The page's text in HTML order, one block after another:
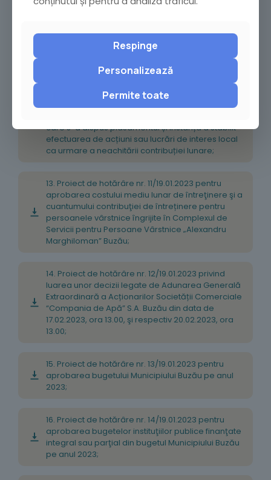
muncă din familiile beneficiare de ajutor social la
12. Proiect de hotărâre nr. 10/19.01.2023 privind
interes local care se vor realiza în anul 2023 de
muncă, din familiile beneficiare de ajutor social,
care s-a dispus plasamentul și instanța a stabilit
efectuarea de acțiuni sau lucrări de interes local
ca urmare a neachitării contribuției lunare;
13. Proiect de hotărâre nr. 11/19.01.2023 pentru
aprobarea costului mediu lunar de întreţinere şi a
cuantumului contribuţiei de întreținere pentru
persoanele vârstnice îngrijite în Complexul de
Servicii pentru Persoane Vârstnice „Alexandru
Marghiloman” Buzău;
14. Proiect de hotărâre nr. 12/19.01.2023 privind
luarea unor decizii legate de Adunarea Generală
Extraordinară a Acționarilor Societății Comerciale
“Compania de Apă” S.A. Buzău din data de
17.02.2023, ora 13.00, şi respectiv 20.02.2023, ora
13.00;
15. Proiect de hotărâre nr. 13/19.01.2023 pentru
aprobarea bugetului Municipiului Buzău pe anul
2023;
16. Proiect de hotărâre nr. 14/19.01.2023 pentru
aprobarea bugetelor instituţiilor publice finanţate
integral sau parţial din bugetul Municipiului Buzău
pe anul 2023;
Respinge
Personalizează
Permite toate